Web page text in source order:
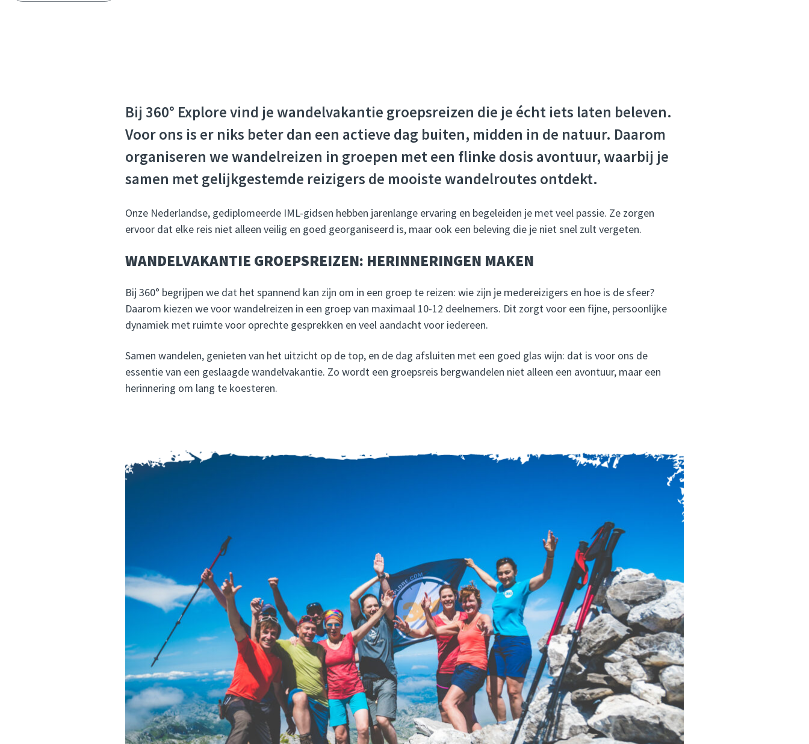
Bij 360° Explore vind je wandelvakantie groepsreizen die je écht iets laten beleven.
Voor ons is er niks beter dan een actieve dag buiten, midden in de natuur. Daarom
organiseren we wandelreizen in groepen met een flinke dosis avontuur, waarbij je
samen met gelijkgestemde reizigers de mooiste wandelroutes ontdekt.
Onze Nederlandse, gediplomeerde IML-gidsen hebben jarenlange ervaring en begeleiden je met veel passie. Ze zorgen
ervoor dat elke reis niet alleen veilig en goed georganiseerd is, maar ook een beleving die je niet snel zult vergeten.
WANDELVAKANTIE GROEPSREIZEN: HERINNERINGEN MAKEN
Bij 360° begrijpen we dat het spannend kan zijn om in een groep te reizen: wie zijn je medereizigers en hoe is de sfeer?
Daarom kiezen we voor wandelreizen in een groep van maximaal 10-12 deelnemers. Dit zorgt voor een fijne, persoonlijke
dynamiek met ruimte voor oprechte gesprekken en veel aandacht voor iedereen.
Samen wandelen, genieten van het uitzicht op de top, en de dag afsluiten met een goed glas wijn: dat is voor ons de
essentie van een geslaagde wandelvakantie. Zo wordt een groepsreis bergwandelen niet alleen een avontuur, maar een
herinnering om lang te koesteren.